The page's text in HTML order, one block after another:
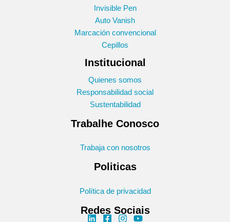
Invisible Pen
Auto Vanish
Marcación convencional
Cepillos
Institucional
Quienes somos
Responsabilidad social
Sustentabilidad
Trabalhe Conosco
Trabaja con nosotros
Politicas
Política de privacidad
Redes Sociais